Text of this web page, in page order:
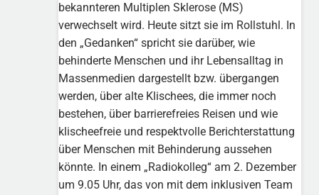
bekannteren Multiplen Sklerose (MS)
verwechselt wird. Heute sitzt sie im Rollstuhl. In
den „Gedanken“ spricht sie darüber, wie
behinderte Menschen und ihr Lebensalltag in
Massenmedien dargestellt bzw. übergangen
werden, über alte Klischees, die immer noch
bestehen, über barrierefreies Reisen und wie
klischeefreie und respektvolle Berichterstattung
über Menschen mit Behinderung aussehen
könnte. In einem „Radiokolleg“ am 2. Dezember
um 9.05 Uhr, das von mit dem inklusiven Team